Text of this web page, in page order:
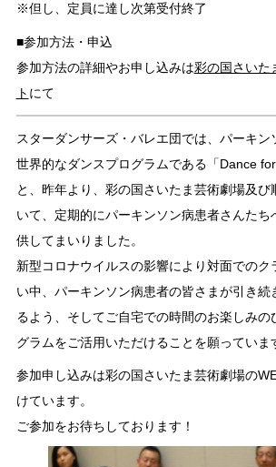
※但し、定員に達し次第受付終了
■参加方法・申込
参加方法の詳細やお申し込みは彩の国さいた
ト にて
スターダンサーズ・バレエ団では、パーキン
世界的なダンスプログラムである「Dance
と、昨年より、彩の国さいたま芸術劇場及び
いて、定期的にパーキンソン病患者さんたち
供してまいりました。
新型コロナウイルスの影響により対面でのク
い中、パーキンソン病患者の皆さまが引き続
るよう、そしてご自宅での時間のお楽しみの
グラムをご活用いただけることを願っていま
参加申し込みは彩の国さいたま芸術劇場の
けています。
ご参加をお待ちしております！